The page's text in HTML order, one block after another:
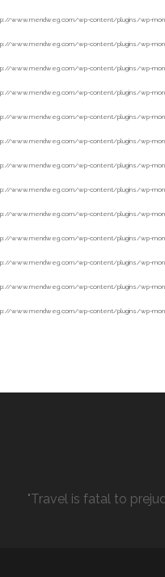
"Travel is fatal to